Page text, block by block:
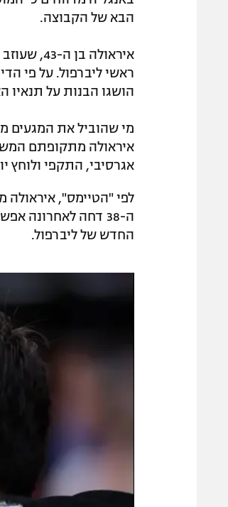
הבא של הקבוצה.
איראולה
הושגו הבנות על תנאיו
מי שהוביל את המגעים
איראולה מתקופתם
אגרסיבי, התקפי ולוחץ
לפי "הטיימס", איראולה
ה-38 דחה לאחרונה
החדש של ליברפול.